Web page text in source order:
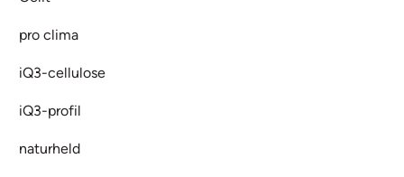
pro clima
iQ3-cellulose
iQ3-profil
naturheld